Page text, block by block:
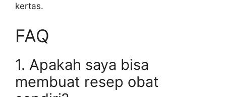
kertas.
FAQ
1. Apakah saya bisa
membuat resep obat